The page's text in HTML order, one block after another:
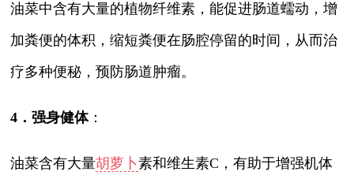
油菜中含有大量的植物纤维素，能促进肠道蠕动，增
加粪便的体积，缩短粪便在肠腔停留的时间，从而治
疗多种便秘，预防肠道肿瘤。
4．强身健体：
油菜含有大量胡萝卜素和维生素C，有助于增强机体